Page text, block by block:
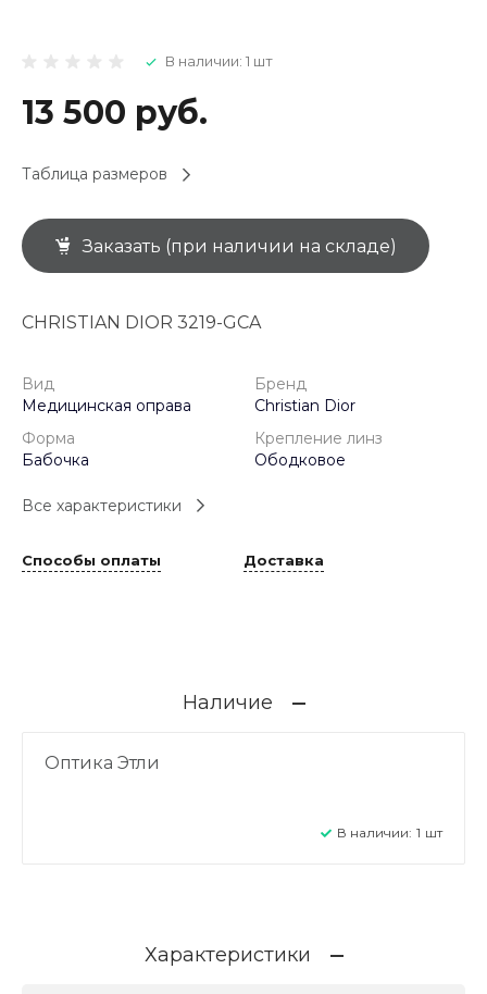
В наличии: 1 шт
13 500 руб.
Таблица размеров
Заказать (при наличии на складе)
CHRISTIAN DIOR 3219-GCA
Вид
Медицинская оправа
Бренд
Christian Dior
Форма
Бабочка
Крепление линз
Ободковое
Все характеристики
Способы оплаты Доставка
Наличие
Оптика Этли
В наличии: 1 шт
Характеристики